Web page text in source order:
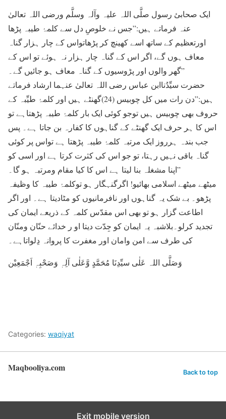
ایک صحابئ رسول صلَّی اللہ علیہ وآلہ وسلَّم ورضی اللہ تعالیٰ
عنہ فرماتے ہیں:”جس نے خلوصِ دل سے کلمۂ طیبہ پڑھا
اورتعظیم کے ساتھ اسے کھینچ کر پڑھاتواس کے چار ہزار گناہ
معاف ہوں گے، اگر اس کے گناہ چار ہزار نہ ہوئے تو اس کے
گھر والوں اور پڑوسیوں کے گناہ معاف ہو جائیں گے۔”
حضرت سیِّدُناابن عباس رضی اللہ تعالیٰ عنہما ارشاد فرماتے
ہیں:”دن رات میں کل چوبیس (24)گھنٹے ہیں اور کلمۂ طیِّبہ کے
حروف بھی چوبیس ہیں توجو کوئی ایک بار کلمۂ طیبہ پڑھتاہے تو
اس کا ہر حرف ایک گھنٹے کے گناہوں کا کفارہ بن جاتا ہے۔ پس
جب بندہ ہرروز ایک مرتبہ کلمۂ طیبہ پڑھتا ہے تواس پر کوئی
گناہ باقی نہیں رہتا، تو جو اس کی کثرت کرتا ہے اور اسی کو
اپنا مشغلہ بنا لیتا ہے اس کا کیا مقام ومرتبہ ہو گا۔”
میٹھے میٹھے اسلامی بھائیو! اگرگنہگار ہو توکلمۂ طیبہ کا وظیفہ
پڑھو۔ بے شک یہ گناہوں اور نافرمانیوں کو مٹادیتا ہے۔ اور اگر
اطاعت گزار ہو تو بھی اس مقدّس کلمہ کے ذریعے ایمان کی
تجدید کرلو۔بلاشبہ یہ ایمان کو جِدّت دیتا او ر خدائے حنّان ومنّان
کی طرف سے امن وامان اور مغفرت کا پروانہ دِلواتاہے۔
وَصَلَّی اللہ عَلٰی سیِّدِنَا مُحَمَّدٍ وَّعَلٰی آلِہٖ وَصَحْبِہٖ اَجْمَعِیْن
Categories: waqiyat
Maqbooliya.com Back to top
Exit mobile version